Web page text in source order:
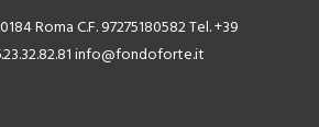
RomaC.F. 97275180582Tel. +39
info@fondoforte.it